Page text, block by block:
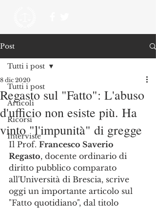
Post
Tutti i post
Articoli
Ricorsi
Interviste
Tutti i post
Regasto sul "Fatto": L'abuso
d'ufficio non esiste più. Ha
vinto "l'impunità" di gregge
8 dic 2020
Il Prof. Francesco Saverio
Regasto, docente ordinario di
diritto pubblico comparato
all'Università di Brescia, scrive
oggi un importante articolo sul
"Fatto quotidiano", dal titolo